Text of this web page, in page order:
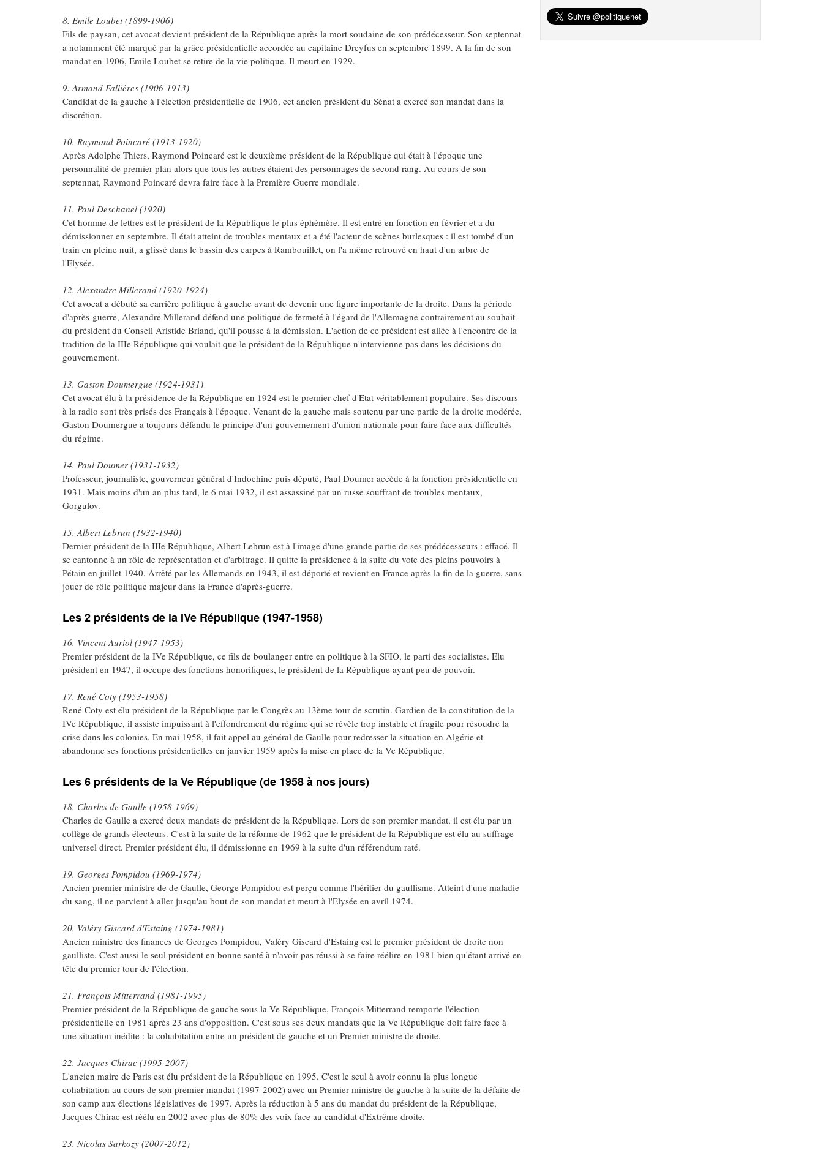
8. Emile Loubet (1899-1906)
Fils de paysan, cet avocat devient président de la République après la mort soudaine de son prédécesseur. Son septennat
a notamment été marqué par la grâce présidentielle accordée au capitaine Dreyfus en septembre 1899. A la fin de son
mandat en 1906, Emile Loubet se retire de la vie politique. Il meurt en 1929.
9. Armand Fallières (1906-1913)
Candidat de la gauche à l'élection présidentielle de 1906, cet ancien président du Sénat a exercé son mandat dans la
discrétion.
10. Raymond Poincaré (1913-1920)
Après Adolphe Thiers, Raymond Poincaré est le deuxième président de la République qui était à l'époque une
personnalité de premier plan alors que tous les autres étaient des personnages de second rang. Au cours de son
septennat, Raymond Poincaré devra faire face à la Première Guerre mondiale.
11. Paul Deschanel (1920)
Cet homme de lettres est le président de la République le plus éphémère. Il est entré en fonction en février et a du
démissionner en septembre. Il était atteint de troubles mentaux et a été l'acteur de scènes burlesques : il est tombé d'un
train en pleine nuit, a glissé dans le bassin des carpes à Rambouillet, on l'a même retrouvé en haut d'un arbre de
l'Elysée.
12. Alexandre Millerand (1920-1924)
Cet avocat a débuté sa carrière politique à gauche avant de devenir une figure importante de la droite. Dans la période
d'après-guerre, Alexandre Millerand défend une politique de fermeté à l'égard de l'Allemagne contrairement au souhait
du président du Conseil Aristide Briand, qu'il pousse à la démission. L'action de ce président est allée à l'encontre de la
tradition de la IIIe République qui voulait que le président de la République n'intervienne pas dans les décisions du
gouvernement.
13. Gaston Doumergue (1924-1931)
Cet avocat élu à la présidence de la République en 1924 est le premier chef d'Etat véritablement populaire. Ses discours
à la radio sont très prisés des Français à l'époque. Venant de la gauche mais soutenu par une partie de la droite modérée,
Gaston Doumergue a toujours défendu le principe d'un gouvernement d'union nationale pour faire face aux difficultés
du régime.
14. Paul Doumer (1931-1932)
Professeur, journaliste, gouverneur général d'Indochine puis député, Paul Doumer accède à la fonction présidentielle en
1931. Mais moins d'un an plus tard, le 6 mai 1932, il est assassiné par un russe souffrant de troubles mentaux,
Gorgulov.
15. Albert Lebrun (1932-1940)
Dernier président de la IIIe République, Albert Lebrun est à l'image d'une grande partie de ses prédécesseurs : effacé. Il
se cantonne à un rôle de représentation et d'arbitrage. Il quitte la présidence à la suite du vote des pleins pouvoirs à
Pétain en juillet 1940. Arrêté par les Allemands en 1943, il est déporté et revient en France après la fin de la guerre, sans
jouer de rôle politique majeur dans la France d'après-guerre.
Les 2 présidents de la IVe République (1947-1958)
16. Vincent Auriol (1947-1953)
Premier président de la IVe République, ce fils de boulanger entre en politique à la SFIO, le parti des socialistes. Elu
président en 1947, il occupe des fonctions honorifiques, le président de la République ayant peu de pouvoir.
17. René Coty (1953-1958)
René Coty est élu président de la République par le Congrès au 13ème tour de scrutin. Gardien de la constitution de la
IVe République, il assiste impuissant à l'effondrement du régime qui se révèle trop instable et fragile pour résoudre la
crise dans les colonies. En mai 1958, il fait appel au général de Gaulle pour redresser la situation en Algérie et
abandonne ses fonctions présidentielles en janvier 1959 après la mise en place de la Ve République.
Les 6 présidents de la Ve République (de 1958 à nos jours)
18. Charles de Gaulle (1958-1969)
Charles de Gaulle a exercé deux mandats de président de la République. Lors de son premier mandat, il est élu par un
collège de grands électeurs. C'est à la suite de la réforme de 1962 que le président de la République est élu au suffrage
universel direct. Premier président élu, il démissionne en 1969 à la suite d'un référendum raté.
19. Georges Pompidou (1969-1974)
Ancien premier ministre de de Gaulle, George Pompidou est perçu comme l'héritier du gaullisme. Atteint d'une maladie
du sang, il ne parvient à aller jusqu'au bout de son mandat et meurt à l'Elysée en avril 1974.
20. Valéry Giscard d'Estaing (1974-1981)
Ancien ministre des finances de Georges Pompidou, Valéry Giscard d'Estaing est le premier président de droite non
gaulliste. C'est aussi le seul président en bonne santé à n'avoir pas réussi à se faire réélire en 1981 bien qu'étant arrivé en
tête du premier tour de l'élection.
21. François Mitterrand (1981-1995)
Premier président de la République de gauche sous la Ve République, François Mitterrand remporte l'élection
présidentielle en 1981 après 23 ans d'opposition. C'est sous ses deux mandats que la Ve République doit faire face à
une situation inédite : la cohabitation entre un président de gauche et un Premier ministre de droite.
22. Jacques Chirac (1995-2007)
L'ancien maire de Paris est élu président de la République en 1995. C'est le seul à avoir connu la plus longue
cohabitation au cours de son premier mandat (1997-2002) avec un Premier ministre de gauche à la suite de la défaite de
son camp aux élections législatives de 1997. Après la réduction à 5 ans du mandat du président de la République,
Jacques Chirac est réélu en 2002 avec plus de 80% des voix face au candidat d'Extrême droite.
23. Nicolas Sarkozy (2007-2012)